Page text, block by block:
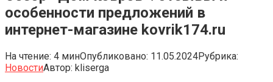
особенности предложений в
интернет-магазине kovrik174.ru
На чтение: 4 минОпубликовано: 11.05.2024Рубрика:
НовостиАвтор: kliserga